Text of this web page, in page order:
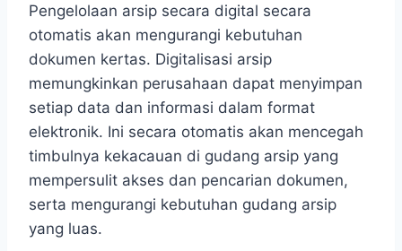
Pengelolaan arsip secara digital secara
otomatis akan mengurangi kebutuhan
dokumen kertas. Digitalisasi arsip
memungkinkan perusahaan dapat menyimpan
setiap data dan informasi dalam format
elektronik. Ini secara otomatis akan mencegah
timbulnya kekacauan di gudang arsip yang
mempersulit akses dan pencarian dokumen,
serta mengurangi kebutuhan gudang arsip
yang luas.